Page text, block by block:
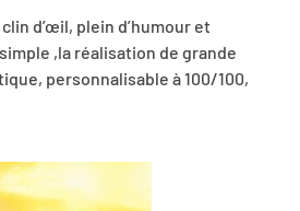
d’œil, plein d’humour et
,la réalisation de grande
personnalisable à 100/100,